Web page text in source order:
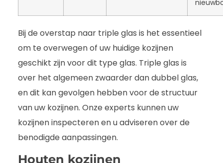
Bij de overstap naar triple glas is het essentieel
om te overwegen of uw huidige kozijnen
geschikt zijn voor dit type glas. Triple glas is
over het algemeen zwaarder dan dubbel glas,
en dit kan gevolgen hebben voor de structuur
van uw kozijnen. Onze experts kunnen uw
kozijnen inspecteren en u adviseren over de
benodigde aanpassingen.
Houten kozijnen